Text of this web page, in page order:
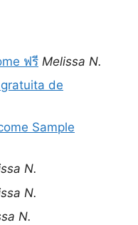
ฟรี Melissa N.
de
Sample
N.
N.
N.